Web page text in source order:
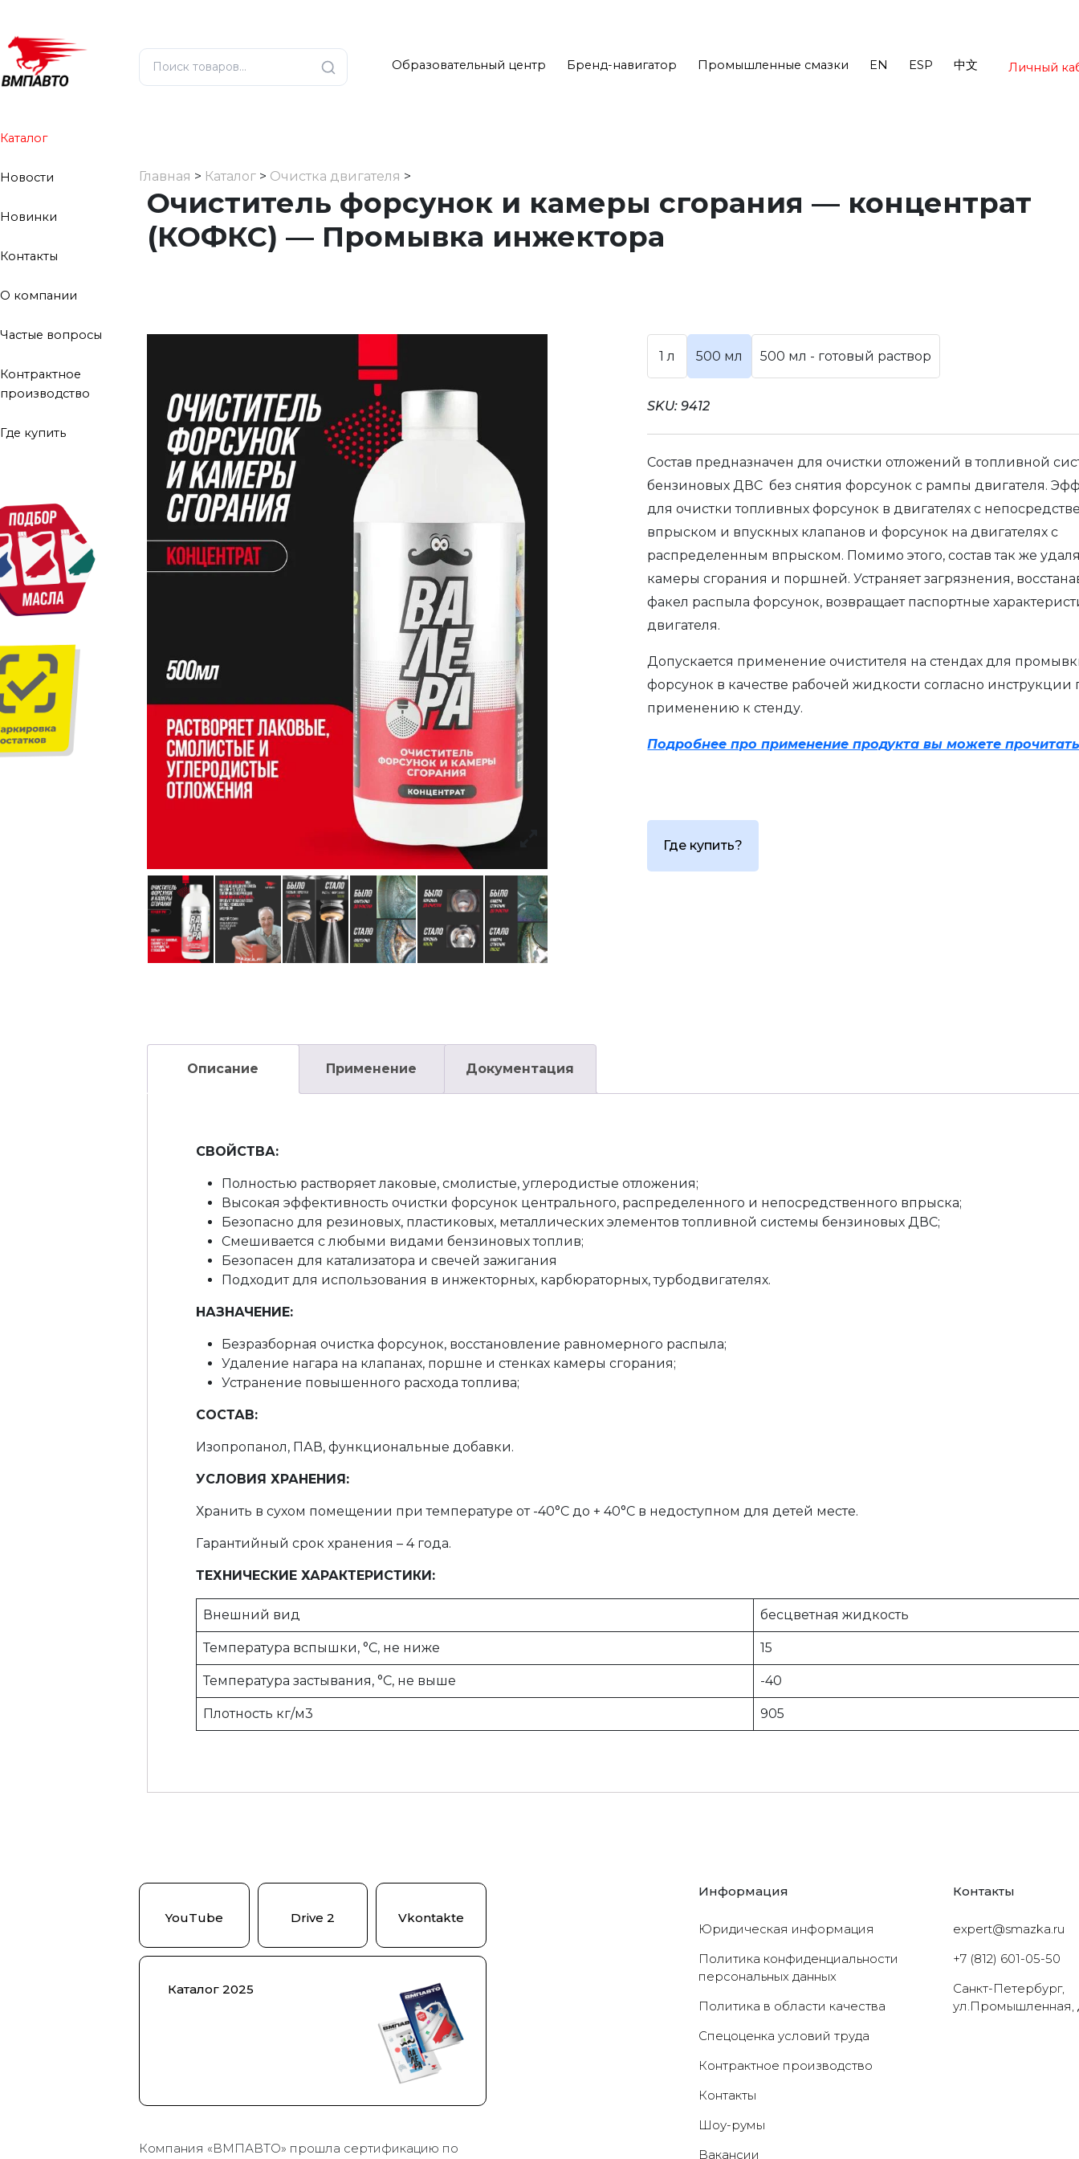
Каталог
Новости
Новинки
Контакты
О компании
Частые вопросы
Контрактное
производство
Где купить
Образовательный центр Бренд-навигатор Промышленные смазки EN ESP 中文 Личный
Главная > Каталог> Очистка двигателя >
Очиститель форсунок и камеры сгорания — концентрат
(КОФКС) — Промывка инжектора
1 л 500 мл 500 мл - готовый раствор
SKU:9412
Состав предназначен для очистки отложений в топливной
бензиновых ДВС без снятия форсунок с рампы двигателя.
для очистки топливных форсунок в двигателях с
впрыском и впускных клапанов и форсунок на двигателях с
распределенным впрыском. Помимо этого, состав так же
камеры сгорания и поршней. Устраняет загрязнения,
факел распыла форсунок, возвращает паспортные
двигателя.
Допускается применение очистителя на стендах для
форсунок в качестве рабочей жидкости согласно инструкции
применению к стенду.
Подробнее про применение продукта вы можете
Где купить?
Описание Применение Документация
СВОЙСТВА:
Полностью растворяет лаковые, смолистые, углеродистые отложения;
Высокая эффективность очистки форсунок центрального, распределенного и непосредственного впрыска;
Безопасно для резиновых, пластиковых, металлических элементов топливной системы бензиновых ДВС;
Смешивается с любыми видами бензиновых топлив;
Безопасен для катализатора и свечей зажигания
Подходит для использования в инжекторных, карбюраторных, турбодвигателях.
НАЗНАЧЕНИЕ:
Безразборная очистка форсунок, восстановление равномерного распыла;
Удаление нагара на клапанах, поршне и стенках камеры сгорания;
Устранение повышенного расхода топлива;
СОСТАВ:
Изопропанол, ПАВ, функциональные добавки.
УСЛОВИЯ ХРАНЕНИЯ:
Хранить в сухом помещении при температуре от -40°С до + 40°С в недоступном для детей месте.
Гарантийный срок хранения – 4 года.
ТЕХНИЧЕСКИЕ ХАРАКТЕРИСТИКИ:
Внешний вид бесцветная жидкость
Температура вспышки, °С, не ниже 15
Температура застывания, °С, не выше -40
Плотность кг/м3 905
YouTube Drive 2 Vkontakte
Каталог 2025
Компания «ВМПАВТО» прошла сертификацию по
Информация
Юридическая информация
Политика конфиденциальности
персональных данных
Политика в области качества
Cпецоценка условий труда
Контрактное производство
Контакты
Шоу-румы
Вакансии
Контакты
expert@smazka.ru
+7 (812) 601-05-50
Санкт-Петербург,
ул.Промышленная,